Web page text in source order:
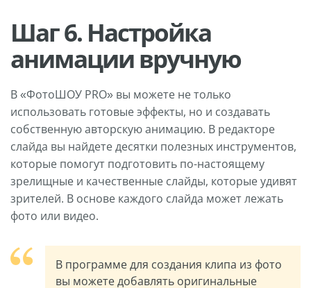
Шаг 6. Настройка
анимации вручную
В «ФотоШОУ PRO» вы можете не только
использовать готовые эффекты, но и создавать
собственную авторскую анимацию. В редакторе
слайда вы найдете десятки полезных инструментов,
которые помогут подготовить по-настоящему
зрелищные и качественные слайды, которые удивят
зрителей. В основе каждого слайда может лежать
фото или видео.
В программе для создания клипа из фото
вы можете добавлять оригинальные